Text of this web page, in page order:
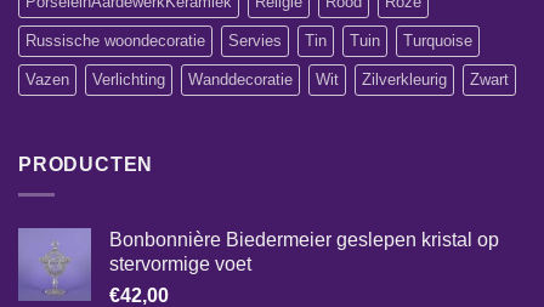
Russische woondecoratie Servies Tin Tuin Turquoise
Vazen Verlichting Wanddecoratie Wit Zilverkleurig Zwart
PRODUCTEN
Bonbonnière Biedermeier geslepen kristal op
stervormige voet
€42,00